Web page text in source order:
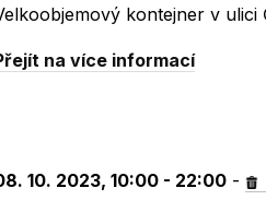
kontejner v
na více informací
10. 2023, 10:00 - 22:00 -